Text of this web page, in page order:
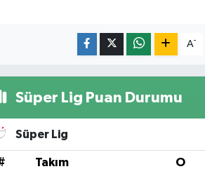
A-
Süper Lig Puan Durumu
Süper Lig
Takım O